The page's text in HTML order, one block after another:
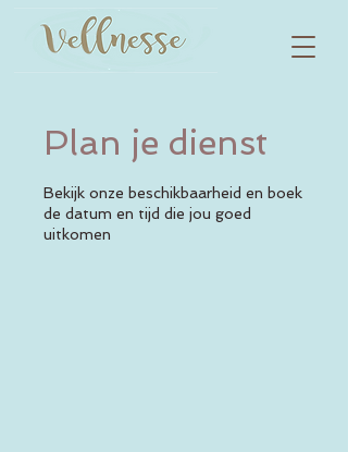
Plan je dienst
Bekijk onze beschikbaarheid en boek
de datum en tijd die jou goed
uitkomen